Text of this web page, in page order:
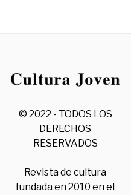
© 2022 - TODOS LOS
DERECHOS
RESERVADOS
Revista de cultura
fundada en 2010 en el